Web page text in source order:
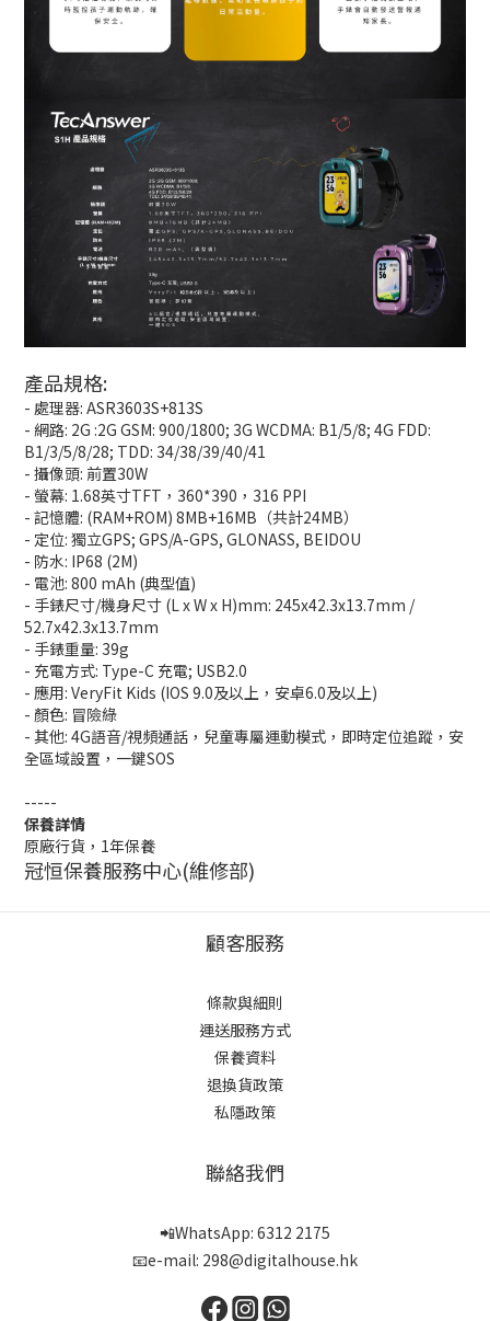
產品規格:
- 處理器: ASR3603S+813S
- 網路: 2G :2G GSM: 900/1800; 3G WCDMA: B1/5/8; 4G FDD:
B1/3/5/8/28; TDD: 34/38/39/40/41
- 攝像頭: 前置30W
- 螢幕: 1.68英寸TFT，360*390，316 PPI
- 記憶體: (RAM+ROM) 8MB+16MB（共計24MB）
- 定位: 獨立GPS; GPS/A-GPS, GLONASS, BEIDOU
- 防水: IP68 (2M)
- 電池: 800 mAh (典型值)
- 手錶尺寸/機身尺寸 (L x W x H)mm: 245x42.3x13.7mm /
52.7x42.3x13.7mm
- 手錶重量: 39g
- 充電方式: Type-C 充電; USB2.0
- 應用: VeryFit Kids (IOS 9.0及以上，安卓6.0及以上)
- 顏色: 冒險綠
- 其他: 4G語音/視頻通話，兒童專屬運動模式，即時定位追蹤，安
全區域設置，一鍵SOS
-----
保養詳情
原廠行貨，1年保養
冠恒保養服務中心(維修部)
顧客服務
條款與細則
運送服務方式
保養資料
退換貨政策
私隱政策
聯絡我們
📲WhatsApp: 6312 2175
📧e-mail: 298@digitalhouse.hk